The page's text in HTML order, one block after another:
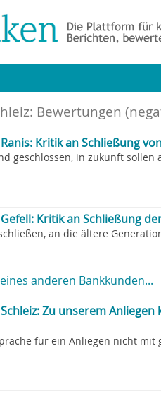
: Bewertungen
Kritik an Schließung
geschlossen, in zukunft sollen
Kritik an Schließung
an die ältere
anderen Bankkunden...
Zu unserem
für ein Anliegen nicht mit